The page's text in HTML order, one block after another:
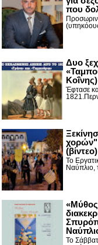
που
Δυο
Κοΐνης)
Έφτασε
χορών"
(βίντεο)
Το
Ναύπλιο,
«Μύθος
Το